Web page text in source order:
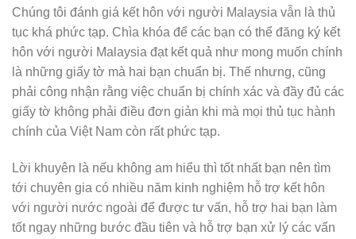
Chúng tôi đánh giá kết hôn với người Malaysia vẫn là thủ
tục khá phức tạp. Chìa khóa để các bạn có thể đăng ký kết
hôn với người Malaysia đạt kết quả như mong muốn chính
là những giấy tờ mà hai bạn chuẩn bị. Thế nhưng, cũng
phải công nhận rằng việc chuẩn bị chính xác và đầy đủ các
giấy tờ không phải điều đơn giản khi mà mọi thủ tục hành
chính của Việt Nam còn rất phức tạp.
Lời khuyên là nếu không am hiểu thì tốt nhất bạn nên tìm
tới chuyên gia có nhiều năm kinh nghiệm hỗ trợ kết hôn
với người nước ngoài để được tư vấn, hỗ trợ hai bạn làm
tốt ngay những bước đầu tiên và hỗ trợ bạn xử lý các vấn